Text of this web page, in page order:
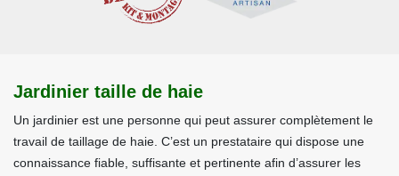
Jardinier taille de haie
Un jardinier est une personne qui peut assurer complètement le
travail de taillage de haie. C’est un prestataire qui dispose une
connaissance fiable, suffisante et pertinente afin d’assurer les